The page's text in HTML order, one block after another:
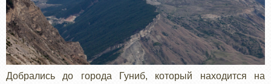
Добрались до города Гуниб, который находится на